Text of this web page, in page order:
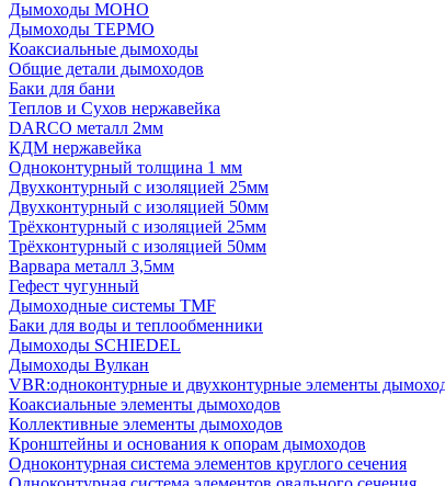
Дымоходы МОНО
Дымоходы ТЕРМО
Коаксиальные дымоходы
Общие детали дымоходов
Баки для бани
Теплов и Сухов нержавейка
DARCO металл 2мм
КДМ нержавейка
Одноконтурный толщина 1 мм
Двухконтурный с изоляцией 25мм
Двухконтурный с изоляцией 50мм
Трёхконтурный с изоляцией 25мм
Трёхконтурный с изоляцией 50мм
Варвара металл 3,5мм
Гефест чугунный
Дымоходные системы TMF
Баки для воды и теплообменники
Дымоходы SCHIEDEL
Дымоходы Вулкан
VBR:одноконтурные и двухконтурные элементы
Коаксиальные элементы дымоходов
Коллективные элементы дымоходов
Кронштейны и основания к опорам дымоходов
Одноконтурная система элементов круглого сечения